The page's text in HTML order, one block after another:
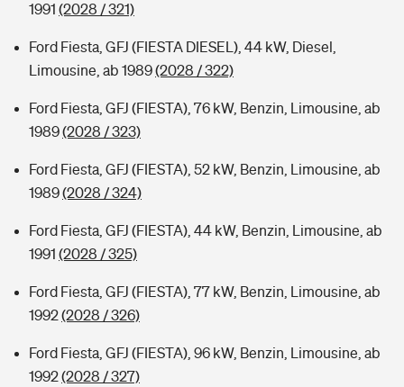
1991 (2028 / 321)
Ford Fiesta, GFJ (FIESTA DIESEL), 44 kW, Diesel,
Limousine, ab 1989(2028 / 322)
Ford Fiesta, GFJ (FIESTA), 76 kW, Benzin, Limousine, ab
1989(2028 / 323)
Ford Fiesta, GFJ (FIESTA), 52 kW, Benzin, Limousine, ab
1989(2028 / 324)
Ford Fiesta, GFJ (FIESTA), 44 kW, Benzin, Limousine, ab
1991 (2028 / 325)
Ford Fiesta, GFJ (FIESTA), 77 kW, Benzin, Limousine, ab
1992(2028 / 326)
Ford Fiesta, GFJ (FIESTA), 96 kW, Benzin, Limousine, ab
1992(2028 / 327)